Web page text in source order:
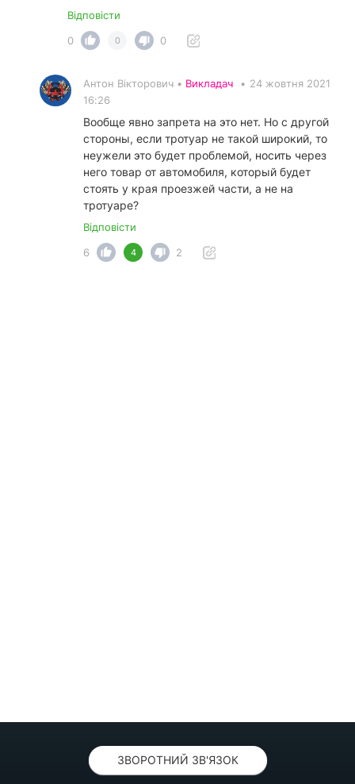
Відповісти
0
0 0
Антон Вікторович • Викладач • 24 жовтня 2021
16:26
Вообще явно запрета на это нет. Но с другой
стороны, если тротуар не такой широкий, то
неужели это будет проблемой, носить через
него товар от автомобиля, который будет
стоять у края проезжей части, а не на
тротуаре?
Відповісти
6
4 2
ЗВОРОТНИЙ ЗВ'ЯЗОК